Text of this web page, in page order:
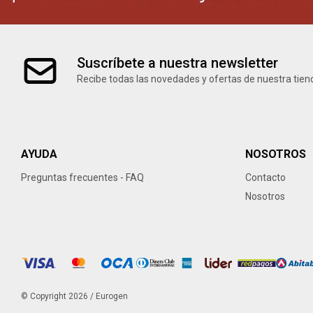
Suscríbete a nuestra newsletter
Recibe todas las novedades y ofertas de nuestra
AYUDA
Preguntas frecuentes - FAQ
NOSOTROS
Contacto
Nosotros
© Copyright 2026 / Eurogen